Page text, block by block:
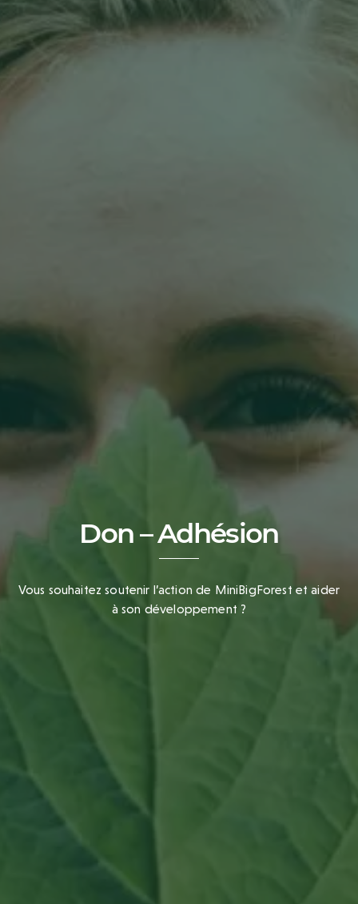
Don – Adhésion
Vous souhaitez soutenir l’action de MiniBigForest et aider
à son développement ?